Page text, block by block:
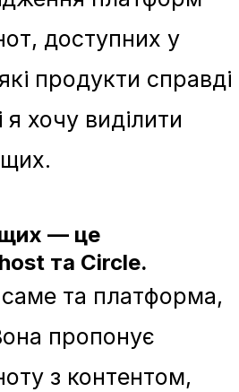
доступних у
продукти справді
я хочу виділити
— це
та Circle.
та платформа,
пропонує
з контентом,